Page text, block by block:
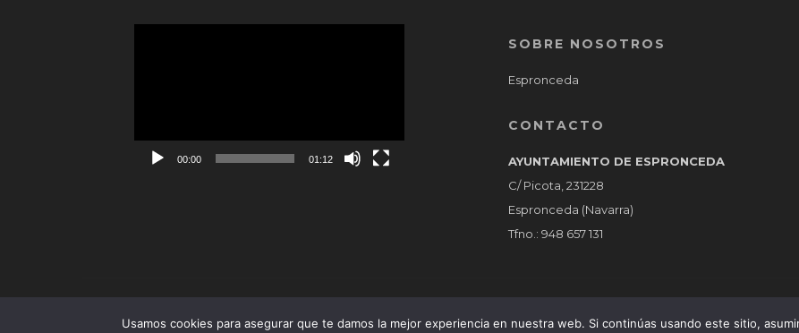
00:00 01:12
SOBRE NOSOTROS
Espronceda
CONTACTO
AYUNTAMIENTO DE ESPRONCEDA
C/ Picota, 231228
Espronceda (Navarra)
Tfno.: 948 657 131
Usamos cookies para asegurar que te damos la mejor experiencia en nuestra web. Si continúas usando este sitio,